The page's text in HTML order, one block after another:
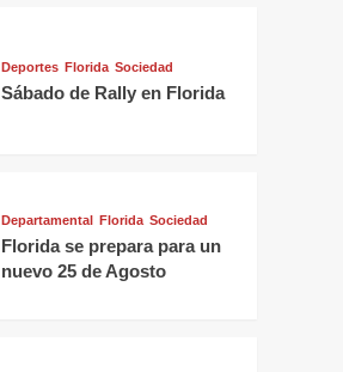
Deportes Florida Sociedad
Sábado de Rally en Florida
Departamental Florida Sociedad
Florida se prepara para un
nuevo 25 de Agosto